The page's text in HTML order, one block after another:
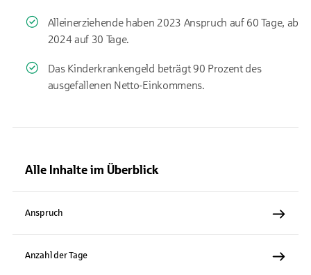
Alleinerziehende haben 2023 Anspruch auf 60 Tage, ab
2024 auf 30 Tage.
Das Kinderkrankengeld beträgt 90 Prozent des
ausgefallenen Netto-Einkommens.
Alle Inhalte im Überblick
Anspruch
Anzahl der Tage